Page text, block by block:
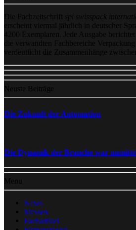
Die Fachzeitschrift
spi swisspack
erscheint viermal jährlich in deutscher
4200 Exemplaren. Jede Ausgabe
die verwandten Fachbereiche
verdeutlicht die Zusammenhänge
Neuste Beiträge
Die Zukunft der Automation
Die Dynamik der Branche war
Menu
News
Messen
Fachartikel